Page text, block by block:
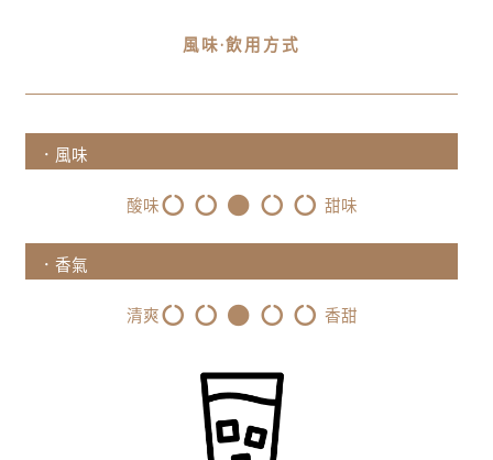
風味·飲用方式
．風味
酸味 甜味
．香氣
清爽 香甜